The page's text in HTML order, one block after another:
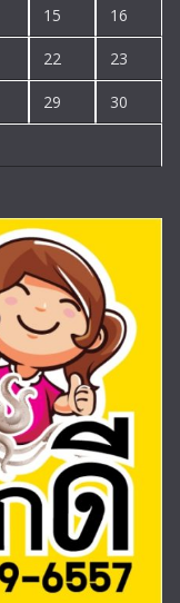
15 16
22 23
29 30